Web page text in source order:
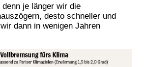
denn je länger wir die
desto schneller und
dann in wenigen Jahren